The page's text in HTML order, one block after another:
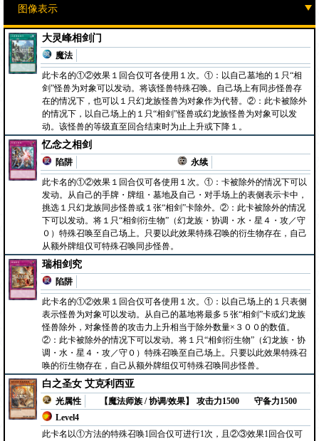
大灵峰相剑门
魔法
此卡名的①②效果１回合仅可各使用１次。①：以自己墓地的１只“相
剑”怪兽为对象可以发动。将该怪兽特殊召唤。自己场上有同步怪兽存
在的情况下，也可以１只幻龙族怪兽为对象作为代替。②：此卡被除外
的情况下，以自己场上的１只“相剑”怪兽或幻龙族怪兽为对象可以发
动。该怪兽的等级直至回合结束时为止上升或下降１。
忆念之相剑
陷阱
永续
此卡名的①②效果１回合仅可各使用１次。①：卡被除外的情况下可以
发动。从自己的手牌・牌组・墓地及自己・对手场上的表侧表示卡中，
挑选１只幻龙族同步怪兽或１张“相剑”卡除外。②：此卡被除外的情况
下可以发动。将１只“相剑衍生物”（幻龙族・协调・水・星４・攻／守
０）特殊召唤至自己场上。只要以此效果特殊召唤的衍生物存在，自己
从额外牌组仅可特殊召唤同步怪兽。
瑞相剑究
陷阱
此卡名的①②效果１回合仅可各使用１次。①：以自己场上的１只表侧
表示怪兽为对象可以发动。从自己的墓地将最多５张“相剑”卡或幻龙族
怪兽除外，对象怪兽的攻击力上升相当于除外数量×３００的数值。
②：此卡被除外的情况下可以发动。将１只“相剑衍生物”（幻龙族・协
调・水・星４・攻／守０）特殊召唤至自己场上。只要以此效果特殊召
唤的衍生物存在，自己从额外牌组仅可特殊召唤同步怪兽。
白之圣女 艾克利西亚
光属性
【魔法师族 / 协调/效果】
Level4
攻击力1500 守备力1500
此卡名以①方法的特殊召唤1回合仅可进行1次，且②③效果1回合仅可